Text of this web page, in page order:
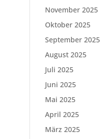
November 2025
Oktober 2025
September 2025
August 2025
Juli 2025
Juni 2025
Mai 2025
April 2025
März 2025